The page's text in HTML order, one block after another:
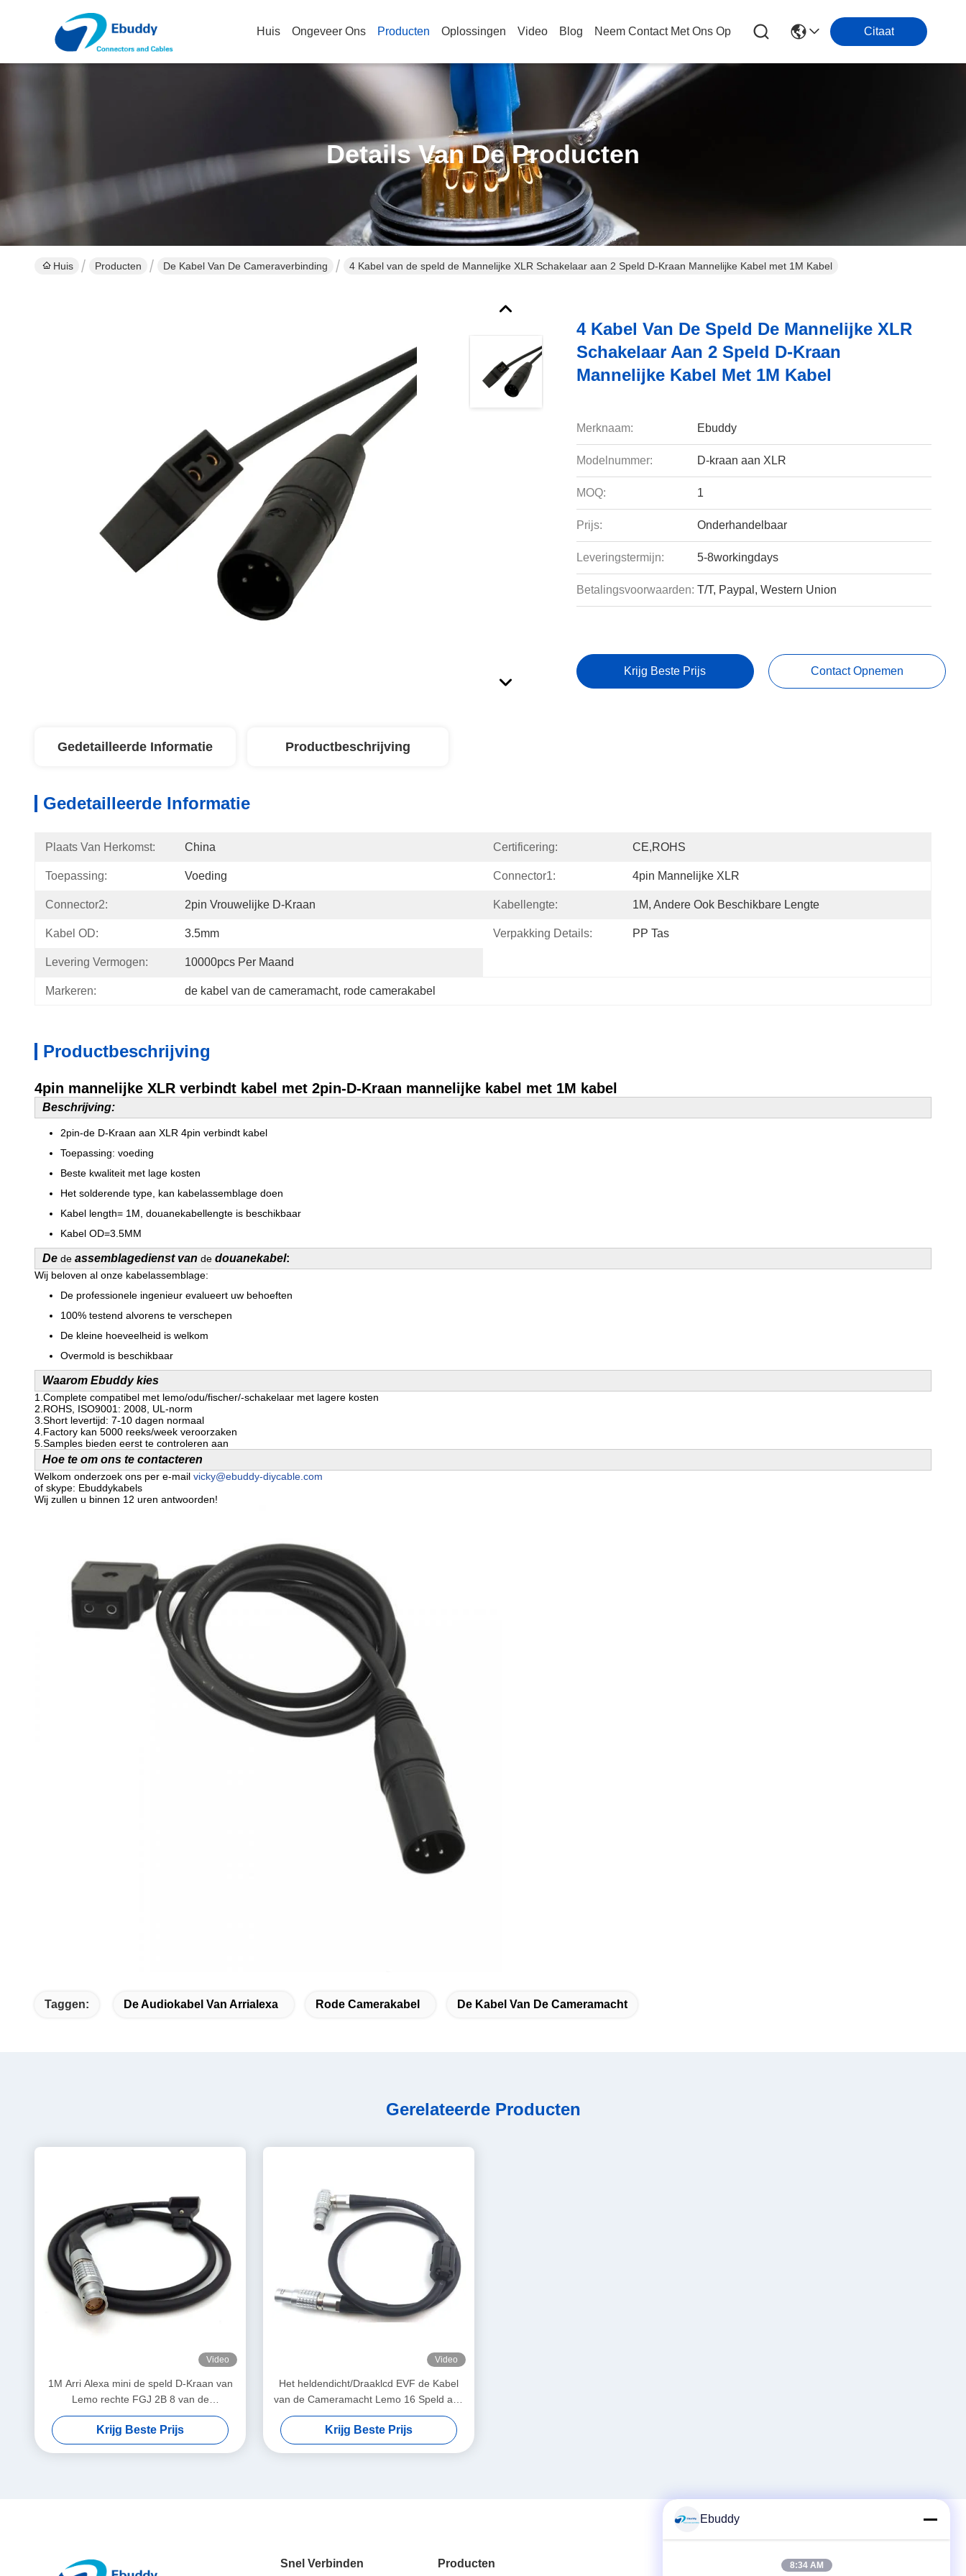
Huis Ongeveer Ons Producten Oplossingen Video Blog Neem Contact Met Ons Op Citaat
Details Van De Producten
Huis Producten De Kabel Van De Cameraverbinding 4 Kabel van de speld de Mannelijke XLR Schakelaar aan 2 Speld D-Kraan Mannelijke Kabel met 1M Kabel
4 Kabel Van De Speld De Mannelijke XLR
Schakelaar Aan 2 Speld D-Kraan
Mannelijke Kabel Met 1M Kabel
Merknaam: Ebuddy
Modelnummer: D-kraan aan XLR
MOQ: 1
Prijs: Onderhandelbaar
Leveringstermijn: 5-8workingdays
Betalingsvoorwaarden: T/T, Paypal, Western Union
Krijg Beste Prijs Contact Opnemen
Gedetailleerde Informatie Productbeschrijving
Gedetailleerde Informatie
Plaats Van Herkomst: China Certificering: CE,ROHS
Toepassing: Voeding Connector1: 4pin Mannelijke XLR
Connector2: 2pin Vrouwelijke D-Kraan Kabellengte: 1M, Andere Ook Beschikbare Lengte
Kabel OD: 3.5mm Verpakking Details: PP Tas
Levering Vermogen: 10000pcs Per Maand
Markeren: de kabel van de cameramacht, rode camerakabel
Productbeschrijving
4pin mannelijke XLR verbindt kabel met 2pin-D-Kraan mannelijke kabel met 1M kabel
Beschrijving:
2pin-de D-Kraan aan XLR 4pin verbindt kabel
Toepassing: voeding
Beste kwaliteit met lage kosten
Het solderende type, kan kabelassemblage doen
Kabel length= 1M, douanekabellengte is beschikbaar
Kabel OD=3.5MM
De de assemblagedienst van de douanekabel:
Wij beloven al onze kabelassemblage:
De professionele ingenieur evalueert uw behoeften
100% testend alvorens te verschepen
De kleine hoeveelheid is welkom
Overmold is beschikbaar
Waarom Ebuddy kies
1.Complete compatibel met lemo/odu/fischer/-schakelaar met lagere kosten
2.ROHS, ISO9001: 2008, UL-norm
3.Short levertijd: 7-10 dagen normaal
4.Factory kan 5000 reeks/week veroorzaken
5.Samples bieden eerst te controleren aan
Hoe te om ons te contacteren
Welkom onderzoek ons per e-mail vicky@ebuddy-diycable.com
of skype: Ebuddykabels
Wij zullen u binnen 12 uren antwoorden!
Taggen: De Audiokabel Van Arrialexa Rode Camerakabel De Kabel Van De Cameramacht
Gerelateerde Producten
Video
1M Arri Alexa mini de speld D-Kraan van
Lemo rechte FGJ 2B 8 van de
machtskabel kabel
Krijg Beste Prijs
Video
Het heldendicht/Draaklcd EVF de Kabel
van de Cameramacht Lemo 16 Speld aan
16 speldt rechtstreeks aan Juist
Contacttype
Krijg Beste Prijs
Snel Verbinden Producten
Ebuddy
8:34 AM